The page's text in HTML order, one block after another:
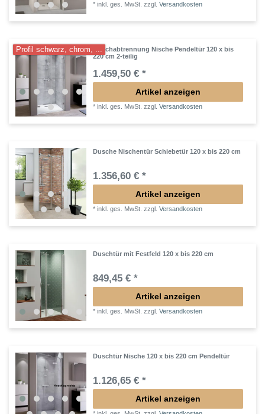
*inkl. ges. MwSt. zzgl.Versandkosten
Profil schwarz, chrom, ...Duschabtrennung Nische Pendeltür 120 x bis
220 cm 2-teilig
1.459,50 € *
Artikel anzeigen
*inkl. ges. MwSt. zzgl.Versandkosten
Dusche Nischentür Schiebetür 120 x bis 220 cm
1.356,60 € *
Artikel anzeigen
*inkl. ges. MwSt. zzgl.Versandkosten
Duschtür mit Festfeld 120 x bis 220 cm
849,45 € *
Artikel anzeigen
*inkl. ges. MwSt. zzgl.Versandkosten
Duschtür Nische 120 x bis 220 cm Pendeltür
1.126,65 € *
Artikel anzeigen